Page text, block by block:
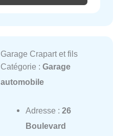
Garage Crapart et fils
Catégorie : Garage
automobile
Adresse : 26
Boulevard